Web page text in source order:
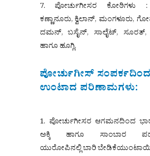
7. ಪೋರ್ಚುಗೀಸರ ಕೋಠಿಗಳು :
ಕಣ್ಣಾನೂರು, ಕ್ವಿಲಾನ್, ಮಂಗಳೂರು,
ದಮನ್, ಬಸೈನ್, ಸಾಲೈಟ್, ಸೂರತ್,
ಹಾಗೂ ಹೂಗ್ಲಿ.
ಪೋರ್ಚುಗೀಸ್ ಸಂಪರ್ಕದಿಂದ
ಉಂಟಾದ ಪರಿಣಾಮಗಳು:
1. ಪೋರ್ಚುಗೀಸರ ಆಗಮನದಿಂದ
ಅಕ್ಕಿ ಹಾಗೂ ಸಾಂಬಾರ
ಯುರೋಪಿನಲ್ಲಿ ಬಾರಿ